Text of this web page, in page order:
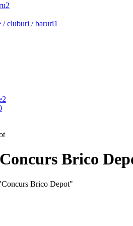
2
/ cluburi / baruri1
2
Brico
Brico Depot"